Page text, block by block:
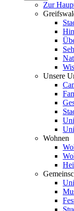
Zur
Unsere
Wohnen